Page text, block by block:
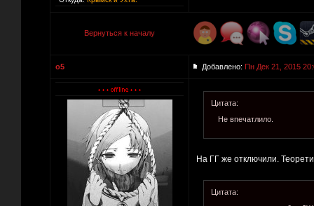
Вернуться к началу
o5 Добавлено: Пн Дек 21, 2015
Цитата:
Не впечатлило.
На ГГ же отключили.
Цитата: